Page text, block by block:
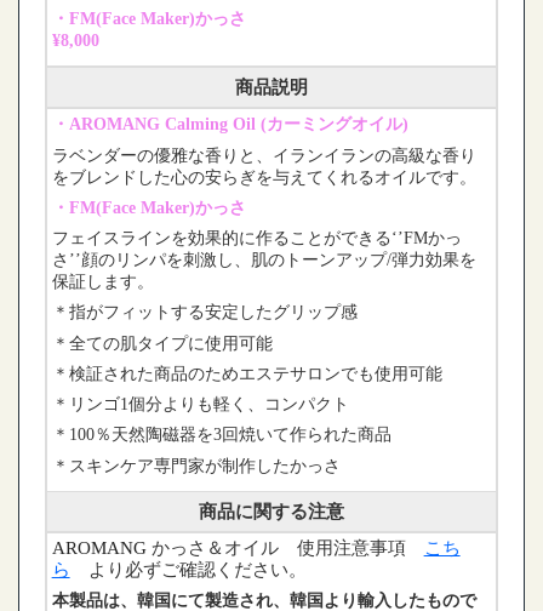
・FM(Face Maker)かっさ
¥8,000
商品説明
・AROMANG Calming Oil (カーミングオイル)
ラベンダーの優雅な香りと、イランイランの高級な香り
をブレンドした心の安らぎを与えてくれるオイルです。
・FM(Face Maker)かっさ
フェイスラインを効果的に作ることができる‘’FMかっ
さ’’顔のリンパを刺激し、肌のトーンアップ/弾力効果を
保証します。
＊指がフィットする安定したグリップ感
＊全ての肌タイプに使用可能
＊検証された商品のためエステサロンでも使用可能
＊リンゴ1個分よりも軽く、コンパクト
＊100％天然陶磁器を3回焼いて作られた商品
＊スキンケア専門家が制作したかっさ
商品に関する注意
AROMANGかっさ＆オイル 使用注意事項
こち
ら より必ずご確認ください。
本製品は、韓国にて製造され、韓国より輸入したもので